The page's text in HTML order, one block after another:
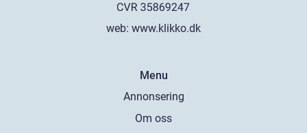
web: www.klikko.dk
Menu
Annonsering
Om oss